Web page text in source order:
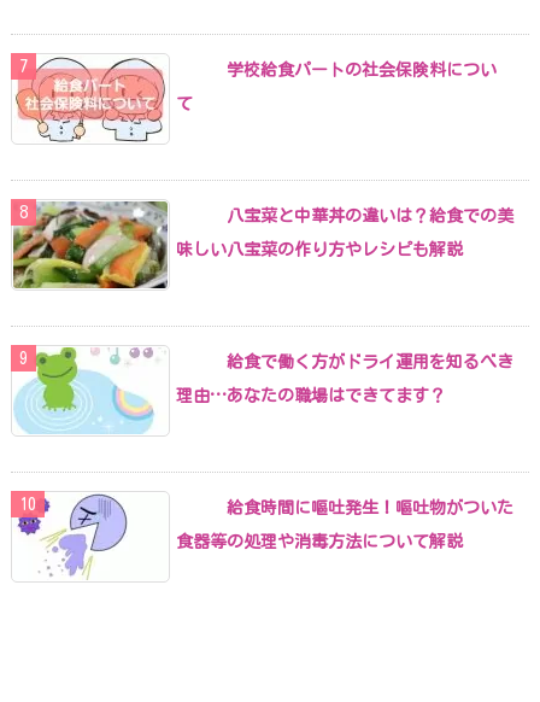
学校給食パートの社会保険料につい
て
八宝菜と中華丼の違いは？給食での美
味しい八宝菜の作り方やレシピも解説
給食で働く方がドライ運用を知るべき
理由…あなたの職場はできてます？
給食時間に嘔吐発生！嘔吐物がついた
食器等の処理や消毒方法について解説